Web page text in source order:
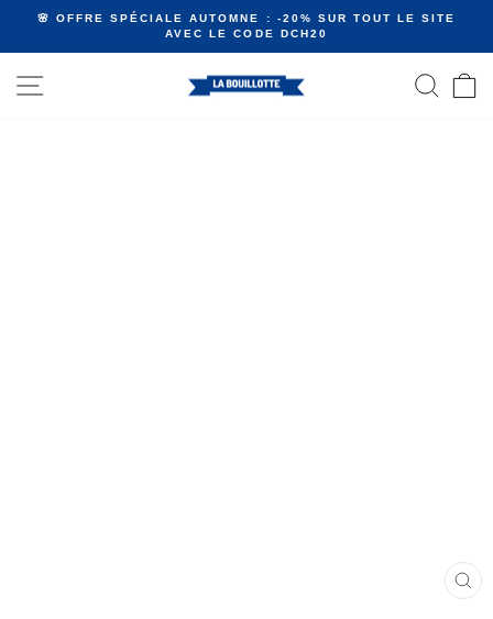
Passer
contenu
Diaporama
🌸 OFFRE SPÉCIALE AUTOMNE : -20% SUR TOUT LE SITE
AVEC LE CODE DCH20